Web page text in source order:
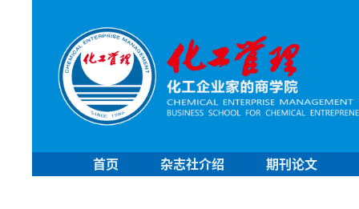
首页 杂志社介绍 期刊论文